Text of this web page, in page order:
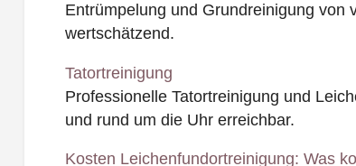
Entrümpelung und Grundreinigung von
wertschätzend.
Tatortreinigung
Professionelle Tatortreinigung und
und rund um die Uhr erreichbar.
Kosten Leichenfundortreinigung: Was